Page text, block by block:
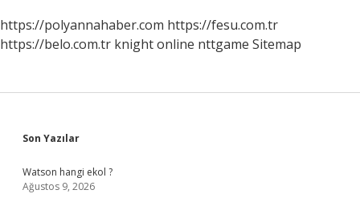
https://polyannahaber.com https://fesu.com.tr
https://belo.com.tr knight online nttgame Sitemap
Sidebar
Son Yazılar
Watson hangi ekol ?
Ağustos 9, 2026